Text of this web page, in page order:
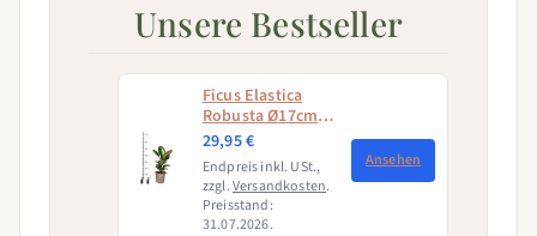
Unsere Bestseller
Ficus Elastica
Robusta Ø17cm -
↕50 - 60cm
29,95 €
Endpreis inkl. USt.,
zzgl.Versandkosten.
Preisstand:
31.07.2026.
Ansehen